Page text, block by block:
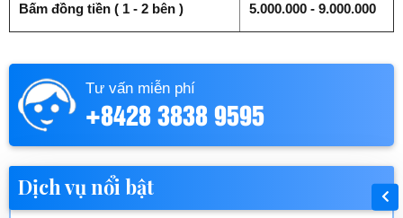
Bấm đồng tiền ( 1 - 2 bên ) 5.000.000 - 9.000.000
Tư vấn miễn phí
+8428 3838 9595
Dịch vụ nổi bật